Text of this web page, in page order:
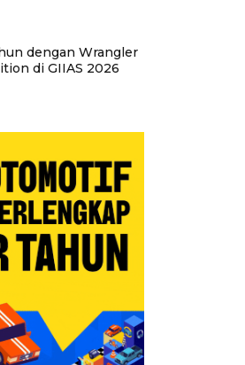
dengan Wrangler
di GIIAS 2026